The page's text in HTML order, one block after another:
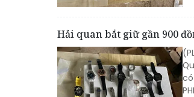
Hải quan bắt giữ gần 900